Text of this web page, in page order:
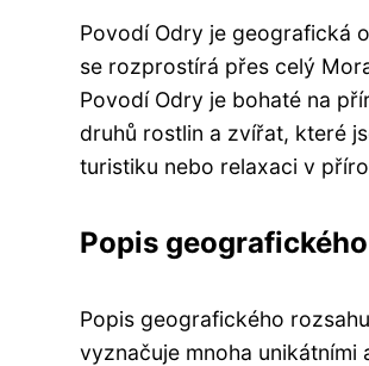
Povodí Odry je geografická
se rozprostírá přes celý
Povodí Odry je bohaté na
druhů rostlin a zvířat, které
turistiku nebo relaxaci v
Popis
Popis geografického
vyznačuje mnoha